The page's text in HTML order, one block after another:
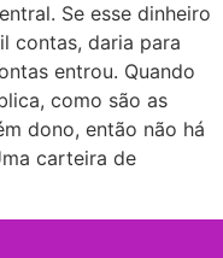
Se esse dinheiro
contas, daria para
entrou. Quando
como são as
dono, então não há
carteira de